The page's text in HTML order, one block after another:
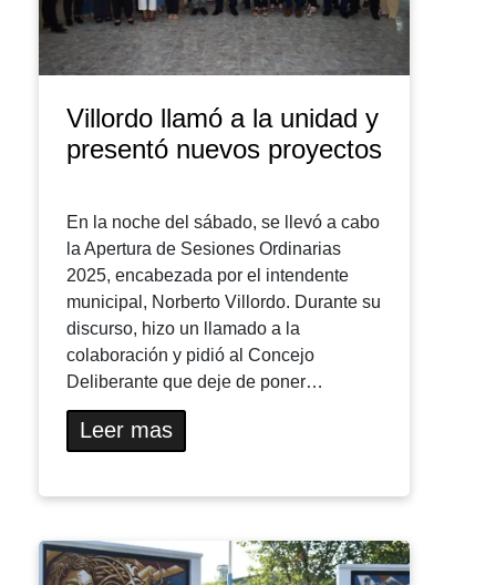
Villordo llamó a la unidad y
presentó nuevos proyectos
En la noche del sábado, se llevó a cabo
la Apertura de Sesiones Ordinarias
2025, encabezada por el intendente
municipal, Norberto Villordo. Durante su
discurso, hizo un llamado a la
colaboración y pidió al Concejo
Deliberante que deje de poner…
Leer mas